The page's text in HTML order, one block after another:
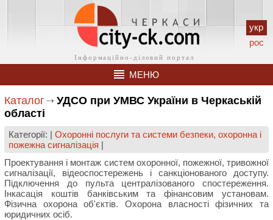
укр
рос
МЕНЮ
Каталог
УДСО при УМВС України в Черкаській
області
Категорії: | Охоронні послуги та системи безпеки, охоронна і
пожежна сигналізація |
Проектування і монтаж систем охоронної, пожежної, тривожної
сигналізації, відеоспостережень і санкціонованого доступу.
Підключення до пульта централізованого спостереження.
Інкасація коштів банківським та фінансовим установам.
Фізична охорона об'єктів. Охорона власності фізичних та
юридичних осіб.